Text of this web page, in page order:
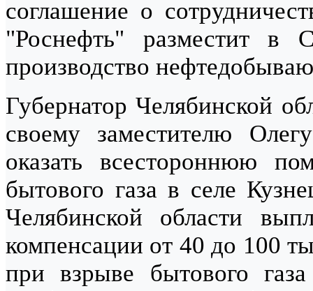
соглашение о
"Роснефть" разместит в
производство
Губернатор Челябинской
своему заместителю
оказать всестороннюю
бытового газа в селе
Челябинской области
компенсации от 40 до 100
при взрыве бытового